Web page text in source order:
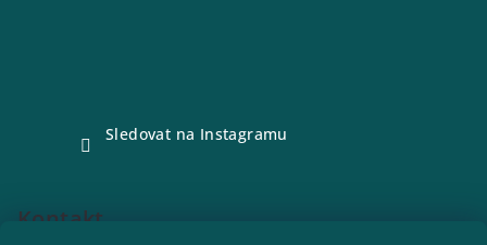
Sledovat na Instagramu
Kontakt